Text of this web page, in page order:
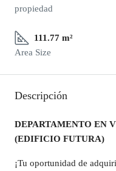
propiedad
111.77 m²
Area Size
Descripción
DEPARTAMENTO EN
(EDIFICIO FUTURA)
¡Tu oportunidad de